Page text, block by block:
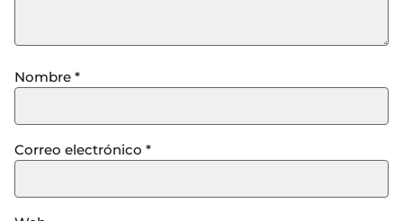
Nombre *
Correo electrónico *